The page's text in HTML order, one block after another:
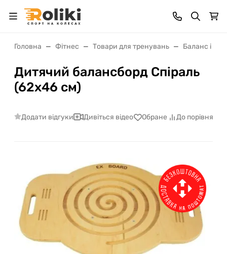
Головна Фітнес Товари для тренувань Баланс і
Дитячий балансборд Спіраль
(62х46 см)
Додати відгуки Дивіться відео Обране До порівняння